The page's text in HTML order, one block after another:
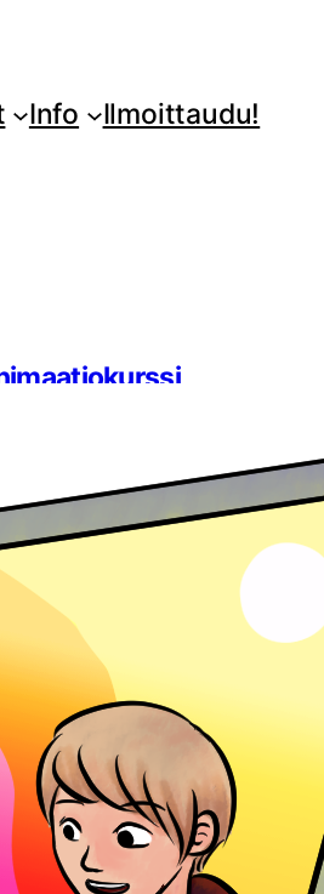
Info Ilmoittaudu!